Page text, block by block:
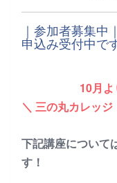
｜参加者募集
申込み受付中で
10月より順
＼ 三の丸カレッ
下記講座について
す！